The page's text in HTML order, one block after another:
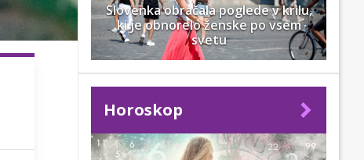
Slovenka obračala poglede v krilu,
ki je obnorelo ženske po vsem
svetu
Horoskop